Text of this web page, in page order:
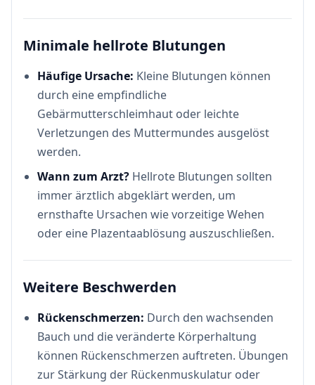
Minimale hellrote Blutungen
Häufige Ursache: Kleine Blutungen können
durch eine empfindliche
Gebärmutterschleimhaut oder leichte
Verletzungen des Muttermundes ausgelöst
werden.
Wann zum Arzt? Hellrote Blutungen sollten
immer ärztlich abgeklärt werden, um
ernsthafte Ursachen wie vorzeitige Wehen
oder eine Plazentaablösung auszuschließen.
Weitere Beschwerden
Rückenschmerzen: Durch den wachsenden
Bauch und die veränderte Körperhaltung
können Rückenschmerzen auftreten. Übungen
zur Stärkung der Rückenmuskulatur oder